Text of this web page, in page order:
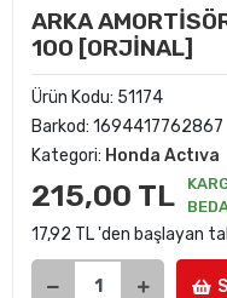
ARKA
100 [ORJİNAL]
Ürün Kodu: 51174
Barkod: 1694417762867
Kategori: Honda Actıva
215,00 TL
17,92 TL 'den başlayan